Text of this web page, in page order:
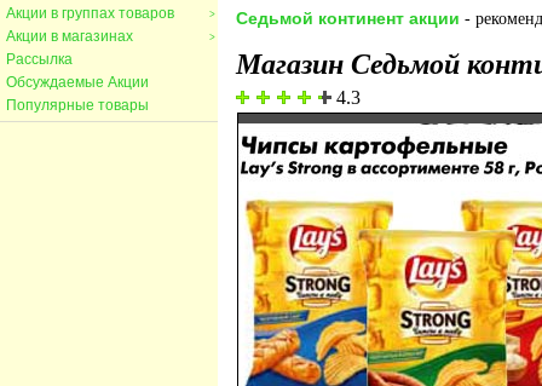
>
Акции в группах товаров
>
Акции в магазинах
Рассылка
Обсуждаемые Акции
Популярные товары
Седьмой континент акции -
Магазин Седьмой
4.3